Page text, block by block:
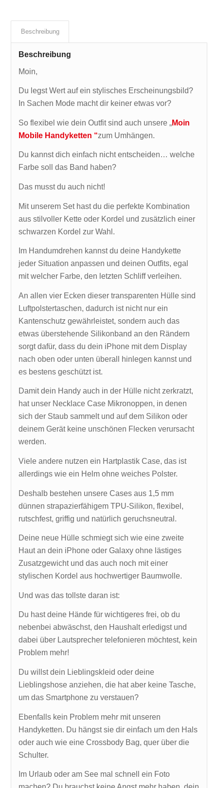
Beschreibung
Beschreibung
Moin,
Du legst Wert auf ein stylisches Erscheinungsbild?
In Sachen Mode macht dir keiner etwas vor?
So flexibel wie dein Outfit sind auch unsere „Moin
Mobile Handyketten “zum Umhängen.
Du kannst dich einfach nicht entscheiden… welche
Farbe soll das Band haben?
Das musst du auch nicht!
Mit unserem Set hast du die perfekte Kombination
aus stilvoller Kette oder Kordel und zusätzlich einer
schwarzen Kordel zur Wahl.
Im Handumdrehen kannst du deine Handykette
jeder Situation anpassen und deinen Outfits, egal
mit welcher Farbe, den letzten Schliff verleihen.
An allen vier Ecken dieser transparenten Hülle sind
Luftpolstertaschen, dadurch ist nicht nur ein
Kantenschutz gewährleistet, sondern auch das
etwas überstehende Silikonband an den Rändern
sorgt dafür, dass du dein iPhone mit dem Display
nach oben oder unten überall hinlegen kannst und
es bestens geschützt ist.
Damit dein Handy auch in der Hülle nicht zerkratzt,
hat unser Necklace Case Mikronoppen, in denen
sich der Staub sammelt und auf dem Silikon oder
deinem Gerät keine unschönen Flecken verursacht
werden.
Viele andere nutzen ein Hartplastik Case, das ist
allerdings wie ein Helm ohne weiches Polster.
Deshalb bestehen unsere Cases aus 1,5 mm
dünnen strapazierfähigem TPU-Silikon, flexibel,
rutschfest, griffig und natürlich geruchsneutral.
Deine neue Hülle schmiegt sich wie eine zweite
Haut an dein iPhone oder Galaxy ohne lästiges
Zusatzgewicht und das auch noch mit einer
stylischen Kordel aus hochwertiger Baumwolle.
Und was das tollste daran ist:
Du hast deine Hände für wichtigeres frei, ob du
nebenbei abwäschst, den Haushalt erledigst und
dabei über Lautsprecher telefonieren möchtest, kein
Problem mehr!
Du willst dein Lieblingskleid oder deine
Lieblingshose anziehen, die hat aber keine Tasche,
um das Smartphone zu verstauen?
Ebenfalls kein Problem mehr mit unseren
Handyketten. Du hängst sie dir einfach um den Hals
oder auch wie eine Crossbody Bag, quer über die
Schulter.
Im Urlaub oder am See mal schnell ein Foto